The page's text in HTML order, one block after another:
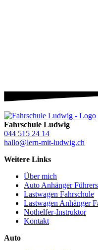
Fahrschule Ludwig
044 515 24 14
hallo@lern-mit-ludwig.ch
Weitere Links
Über mich
Auto Anhänger
Lastwagen Fahrschule
Lastwagen Anhänger
Nothelfer-Instruktor
Kontakt
Auto